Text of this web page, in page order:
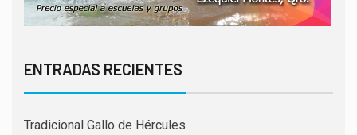
ENTRADAS RECIENTES
Tradicional Gallo de Hércules